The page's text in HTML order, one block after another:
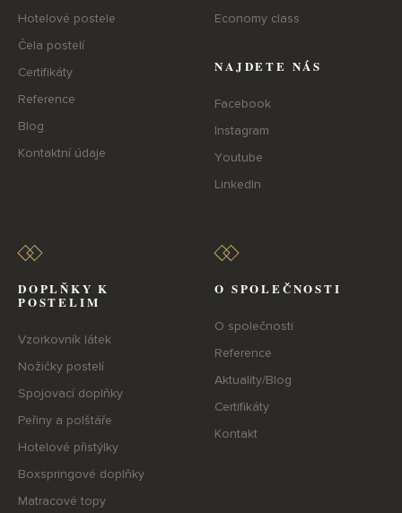
Hotelové postele
Čela postelí
Certifikáty
Reference
Blog
Kontaktní údaje
Economy class
NAJDETE NÁS
Facebook
Instagram
Youtube
LinkedIn
DOPLŇKY K
POSTELIM
Vzorkovník látek
Nožičky postelí
Spojovací doplňky
Peřiny a polštáře
Hotelové přistýlky
Boxspringové doplňky
Matracové topy
O SPOLEČNOSTI
O společnosti
Reference
Aktuality/Blog
Certifikáty
Kontakt